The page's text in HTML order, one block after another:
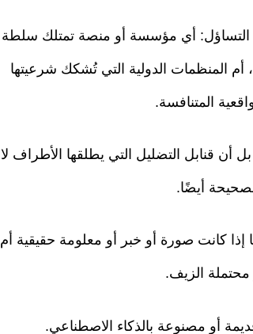
إلا التساؤل: أي مؤسسة أو منصة تمتلك سلطة
أم المنظمات الدولية التي تُشكك شرعيتها
المتنافسة.
أن قنابل التضليل التي يطلقها الأطراف لا
أيضًا.
كانت صورة أو خبر أو معلومة حقيقية أم
محتملة الزيف.
أو مصنوعة بالذكاء الاصطناعي.